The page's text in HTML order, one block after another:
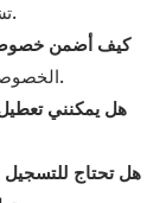
تشمل البحث المتقدم والتخصيص والتحليلات.
كيف أضمن
الخصوصية داخل التطبيق وضبطها حسب احتياجاتك.
هل يمكنني
هل تحتاج للتسجيل